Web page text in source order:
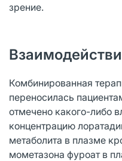
зрение.
Комбинированная
переносилась
отмечено какого-либо
концентрацию
метаболита в плазме
мометазона фуроат в